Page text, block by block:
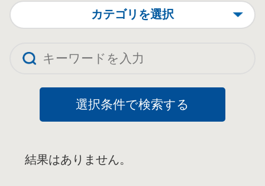
カテゴリを選択
結果はありません。